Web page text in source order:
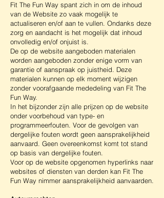
Fit The Fun Way spant zich in om de inhoud
van de Website zo vaak mogelijk te
actualiseren en/of aan te vullen. Ondanks deze
zorg en aandacht is het mogelijk dat inhoud
onvolledig en/of onjuist is.
De op de website aangeboden materialen
worden aangeboden zonder enige vorm van
garantie of aanspraak op juistheid. Deze
materialen kunnen op elk moment wijzigen
zonder voorafgaande mededeling van Fit The
Fun Way.
In het bijzonder zijn alle prijzen op de website
onder voorbehoud van type- en
programmeerfouten. Voor de gevolgen van
dergelijke fouten wordt geen aansprakelijkheid
aanvaard. Geen overeenkomst komt tot stand
op basis van dergelijke fouten.
Voor op de website opgenomen hyperlinks naar
websites of diensten van derden kan Fit The
Fun Way nimmer aansprakelijkheid aanvaarden.